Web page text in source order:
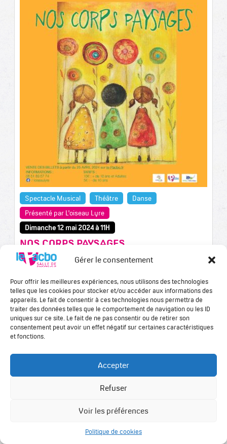
Gérer le consentement
Pour offrir les meilleures expériences, nous utilisons des technologies
telles que les cookies pour stocker et/ou accéder aux informations des
appareils. Le fait de consentir à ces technologies nous permettra de
traiter des données telles que le comportement de navigation ou les ID
uniques sur ce site. Le fait de ne pas consentir ou de retirer son
consentement peut avoir un effet négatif sur certaines caractéristiques
et fonctions.
Accepter
Refuser
Voir les préférences
Politique de cookies
Spectacle Musical Théâtre
Danse
Présenté par L'oiseau Lyre
Dimanche 12 mai 2024 à 11H
NOS CORPS PAYSAGES
Nos Corps Paysages En avant toute !!! Les enfants sont
tellement heureux de vous présenter leur spectacle,
Galvier. C’est une curieuse et merveilleuse peinture de la
nature en mouvement… les yeux pétales forment de jolis
bouquets de fleurs, les mains plumes des petits oiseaux
virevoltants, les genoux collines pour mieux se reposer, les
corps dansants étincelants des feux follets… « La curiosité
des enfants est un penchant de la nature qui va comme au-
devant de l’instruction : Ne manquez pas d’en profiter ! »
enfants, jeunes pousses d'Artistes de L’OISEAU-LYRE, des
Ateliers (4-7 ans) Danse et Traces, Initiation, et Danses Duos
Parents-Enfants, guidés par Manu Bacquart. Tarifs : 10 € / 5 €